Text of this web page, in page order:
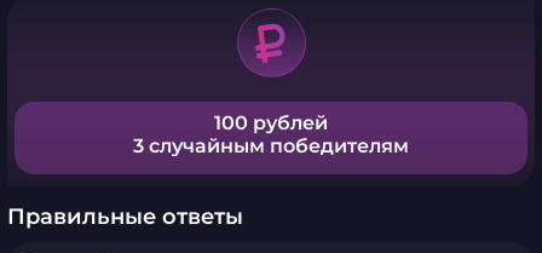
100 рублей
3 случайным победителям
Правильные ответы